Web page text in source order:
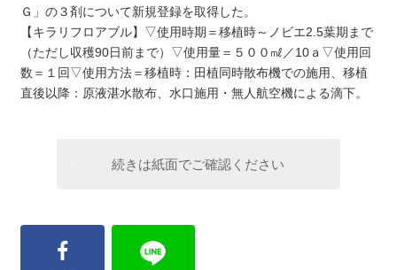
Ｇ」の３剤について新規登録を取得した。
【キラリフロアブル】▽使用時期＝移植時～ノビエ2.5葉期まで
（ただし収穫90日前まで）▽使用量＝５００㎖／10ａ▽使用回
数＝１回▽使用方法＝移植時：田植同時散布機での施用、移植
直後以降：原液湛水散布、水口施用・無人航空機による滴下。
続きは紙面でご確認ください